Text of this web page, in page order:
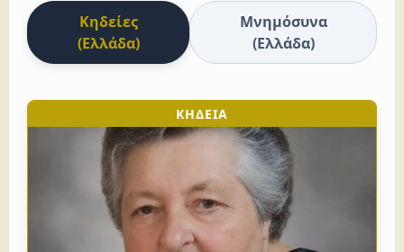
Κηδείες
(Ελλάδα)
Μνημόσυνα
(Ελλάδα)
ΚΗΔΕΙΑ